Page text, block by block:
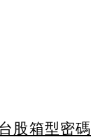
股箱型密碼